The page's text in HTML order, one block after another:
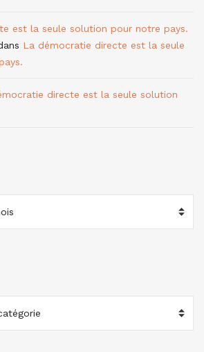
est la seule solution pour notre pays.
La démocratie directe est la seule
directe est la seule solution